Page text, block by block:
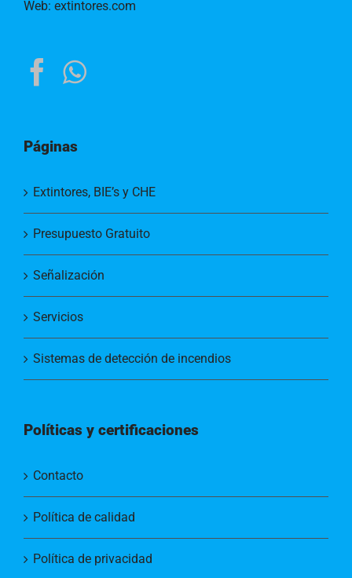
Web: extintores.com
Páginas
Extintores, BIE’s y CHE
Presupuesto Gratuito
Señalización
Servicios
Sistemas de detección de incendios
Políticas y certificaciones
Contacto
Política de calidad
Política de privacidad